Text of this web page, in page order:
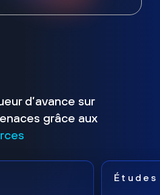
d’avance sur
grâce aux
Études